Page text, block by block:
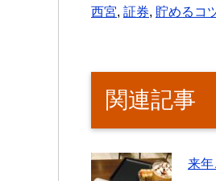
西宮, 証券, 貯めるコ
関連記事
来年